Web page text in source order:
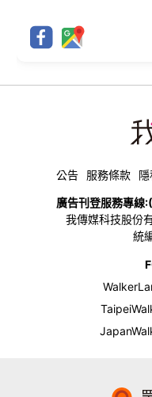
公告 服務條款
廣告刊登服務專線:
我傳媒科技股份
統